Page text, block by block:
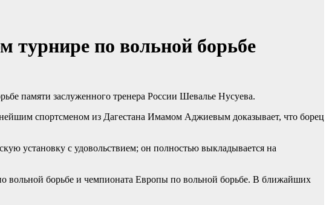
турнире по вольной борьбе
памяти заслуженного тренера России Шевалье Нусуева.
спортсменом из Дагестана Имамом Аджиевым доказывает, что борец
установку с удовольствием; он полностью выкладывается на
вольной борьбе и чемпионата Европы по вольной борьбе. В ближайших